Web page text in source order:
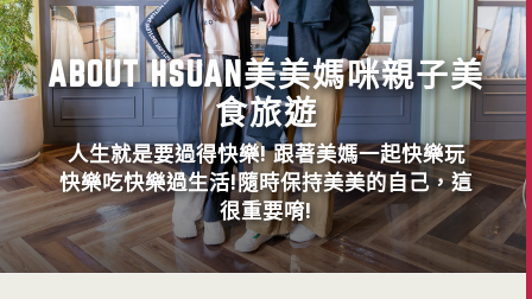
ABOUT HSUAN美美媽咪親子美
食旅遊
人生就是要過得快樂! 跟著美媽一起快樂玩
快樂吃快樂過生活!隨時保持美美的自己，這
很重要唷!